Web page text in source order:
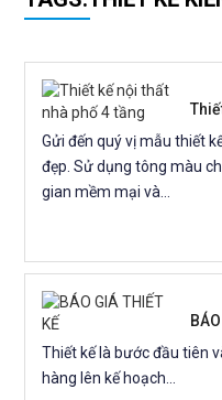
Gửi đến quý vị mẫu thiết
đẹp. Sử dụng tông màu
gian mềm mại và...
Thiết kế là bước đầu tiên
hàng lên kế hoạch...